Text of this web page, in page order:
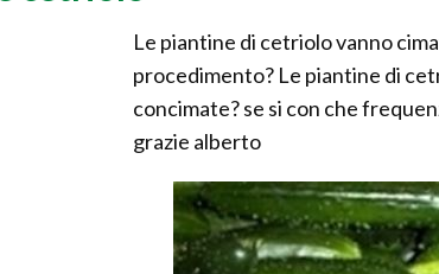
Le piantine di cetriolo vanno
procedimento? Le piantine di
concimate? se si con che
grazie alberto